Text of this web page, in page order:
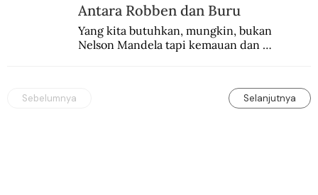
Antara Robben dan Buru
Yang kita butuhkan, mungkin, bukan
Nelson Mandela tapi kemauan dan
Sebelumnya Selanjutnya